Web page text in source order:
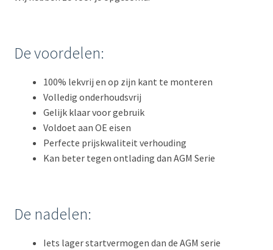
De voordelen:
100% lekvrij en op zijn kant te monteren
Volledig onderhoudsvrij
Gelijk klaar voor gebruik
Voldoet aan OE eisen
Perfecte prijskwaliteit verhouding
Kan beter tegen ontlading dan AGM Serie
De nadelen:
Iets lager startvermogen dan de AGM serie